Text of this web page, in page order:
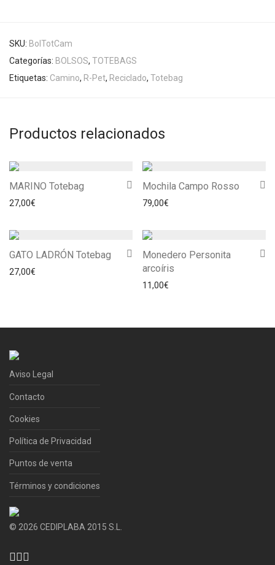
SKU: BolTotCam
Categorías: BOLSOS, TOTEBAGS
Etiquetas: Camino, R-Pet, Reciclado, Totebag
Productos relacionados
MARINO Totebag
27,00€
Mochila Campo Rosso
79,00€
GATO LADRÓN Totebag
27,00€
Monedero Personita
arcoíris
11,00€
Aviso Legal
Contacto
Cookies
Política de Privacidad
Puntos de venta
Términos y condiciones
© 2026 CEDIPLABA 2015 S.L.